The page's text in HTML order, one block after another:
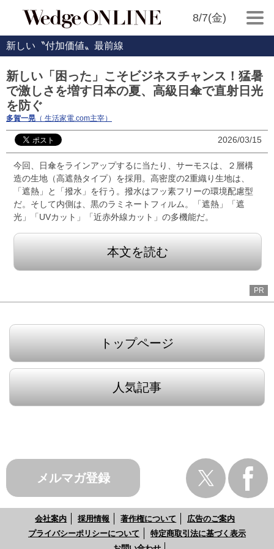
8/7(金)
新しい〝付加価値〟最前線
新しい「困った」こそビジネスチャンス！猛暑
で激しさを増す日本の夏、高級日傘で直射日光
を防ぐ
多賀一晃 （ 生活家電.com主宰）
2026/03/15
今回、日傘をラインアップするに当たり、サーモスは、２層構
造の生地（高遮熱タイプ）を採用。高密度の2重織り生地は、
「遮熱」と「撥水」を行う。撥水はフッ素フリーの環境配慮型
だ。そして内側は、黒のラミネートフィルム。「遮熱」「遮
光」「UVカット」「近赤外線カット」の多機能だ。
本文を読む
PR
トップページ
人気記事
メルマガ登録
会社案内 採用情報 著作権について
広告のご案内
プライバシーポリシーについて
特定商取引法に基づく表示